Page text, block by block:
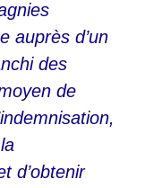
auprès d’un
des
de
d’obtenir